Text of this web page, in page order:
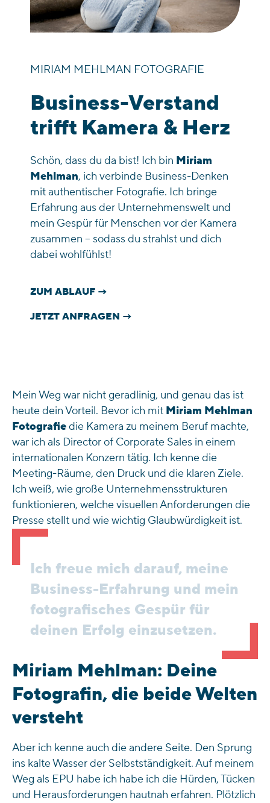
MIRIAM MEHLMAN FOTOGRAFIE
Business-Verstand
trifft Kamera & Herz
Schön, dass du da bist! Ich bin Miriam
Mehlman, ich verbinde Business-Denken
mit authentischer Fotografie. Ich bringe
Erfahrung aus der Unternehmenswelt und
mein Gespür für Menschen vor der Kamera
zusammen – sodass du strahlst und dich
dabei wohlfühlst!
ZUM ABLAUF →
JETZT ANFRAGEN →
Mein Weg war nicht geradlinig, und genau das ist
heute dein Vorteil. Bevor ich mit Miriam Mehlman
Fotografiedie Kamera zu meinem Beruf machte,
war ich als Director of Corporate Sales in einem
internationalen Konzern tätig. Ich kenne die
Meeting-Räume, den Druck und die klaren Ziele.
Ich weiß, wie große Unternehmensstrukturen
funktionieren, welche visuellen Anforderungen die
Presse stellt und wie wichtig Glaubwürdigkeit ist.
Ich freue mich darauf, meine
Business-Erfahrung und mein
fotografisches Gespür für
deinen Erfolg einzusetzen.
Miriam Mehlman: Deine
Fotografin, die beide Welten
versteht
Aber ich kenne auch die andere Seite. Den Sprung
ins kalte Wasser der Selbstständigkeit. Auf meinem
Weg als EPU habe ich habe ich die Hürden, Tücken
und Herausforderungen hautnah erfahren. Plötzlich